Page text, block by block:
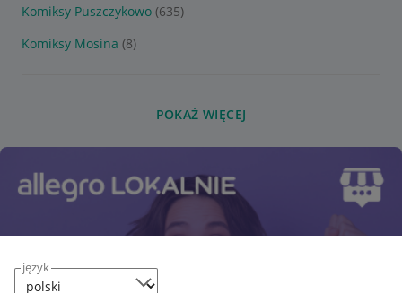
język
Komiksy Puszczykowo (635)
Komiksy Mosina (8)
POKAŻ WIĘCEJ